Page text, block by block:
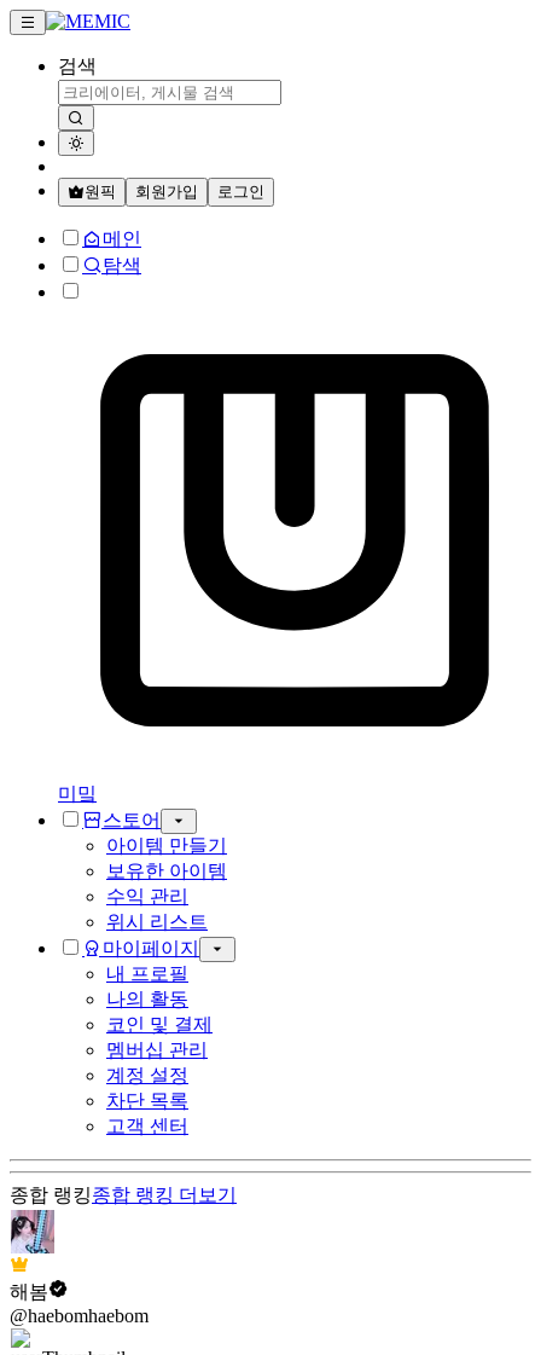
검색
원픽 회원가입 로그인
메인
탐색
미밐
스토어
아이템 만들기
보유한 아이템
수익 관리
위시 리스트
마이페이지
내 프로필
나의 활동
코인 및 결제
멤버십 관리
계정 설정
차단 목록
고객 센터
종합 랭킹종합 랭킹 더보기
해봄
@haebomhaebom